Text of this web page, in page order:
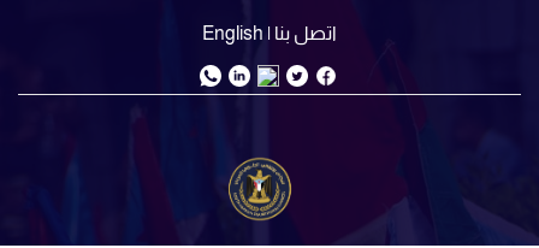
اتصل بنا | English